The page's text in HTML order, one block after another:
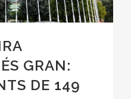
GRAN:
DE 149